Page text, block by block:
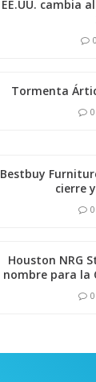
EE.UU. cambia
0
Tormenta
0
Bestbuy
cierre
0
Houston NRG
nombre para la
0